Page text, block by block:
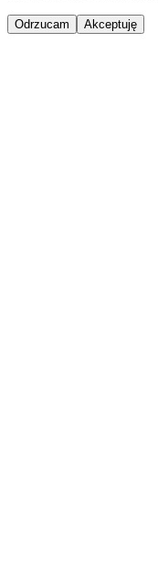
Odrzucam Akceptuję